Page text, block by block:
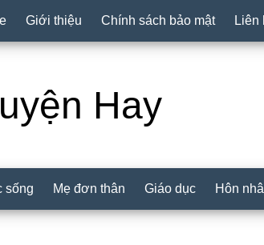
Giới thiệu Chính sách bảo mật Liên
Hay
sống Mẹ đơn thân Giáo dục Hôn